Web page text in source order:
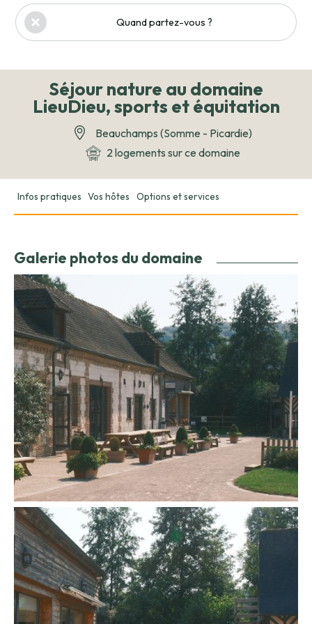
Quand partez-vous ?
Séjour nature au domaine
LieuDieu, sports et équitation
Beauchamps (Somme - Picardie)
2 logements sur ce domaine
Infos pratiques Vos hôtes Options et services
Galerie photos du domaine